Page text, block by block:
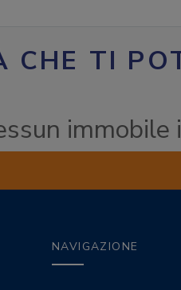
CHE TI
NAVIGAZIONE